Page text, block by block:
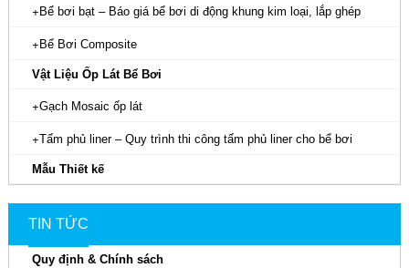
kế cánh quạt đặc biệt để tạo ra dòng nước mạnh và ổn định.
Bể bơi bạt – Báo giá bể bơi di động khung kim loại, lắp ghép
Bể Bơi Composite
Vật Liệu Ốp Lát Bể Bơi
Gạch Mosaic ốp lát
Tấm phủ liner – Quy trình thi công tấm phủ liner cho bể bơi
Mẫu Thiết kế
TIN TỨC
Quy định & Chính sách